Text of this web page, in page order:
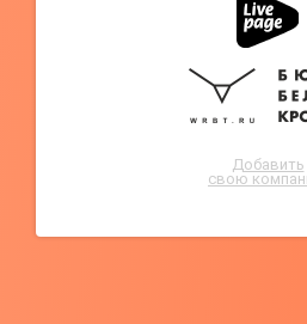
Добавить
свою